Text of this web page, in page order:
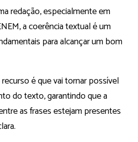
redação, especialmente em
a coerência textual é um
para alcançar um bom
é que vai tornar possível
do texto, garantindo que a
as frases estejam presentes